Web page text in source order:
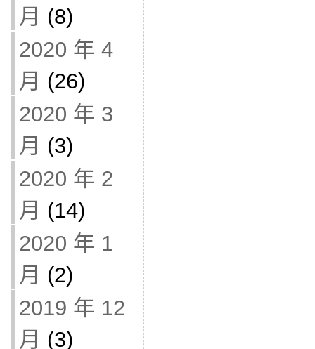
月 (8)
2020 年 4
月 (26)
2020 年 3
月 (3)
2020 年 2
月 (14)
2020 年 1
月 (2)
2019 年 12
月 (3)